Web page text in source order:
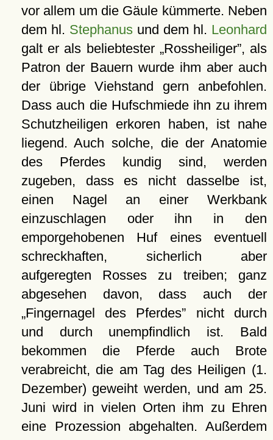
vor allem um die Gäule kümmerte. Neben
dem hl. Stephanusund dem hl. Leonhard
galt er als beliebtester Rossheiliger , als
Patron der Bauern wurde ihm aber auch
der übrige Viehstand gern anbefohlen.
Dass auch die Hufschmiede ihn zu ihrem
Schutzheiligen erkoren haben, ist nahe
liegend. Auch solche, die der Anatomie
des Pferdes kundig sind, werden
zugeben, dass es nicht dasselbe ist,
einen Nagel an einer Werkbank
einzuschlagen oder ihn in den
emporgehobenen Huf eines eventuell
schreckhaften, sicherlich aber
aufgeregten Rosses zu treiben; ganz
abgesehen davon, dass auch der
Fingernagel des Pferdes
nicht durch
und durch unempfindlich ist. Bald
bekommen die Pferde auch Brote
verabreicht, die am Tag des Heiligen (1.
Dezember) geweiht werden, und am 25.
Juni wird in vielen Orten ihm zu Ehren
eine Prozession abgehalten. Außerdem